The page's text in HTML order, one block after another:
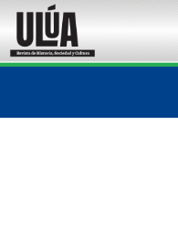
del patriarcado